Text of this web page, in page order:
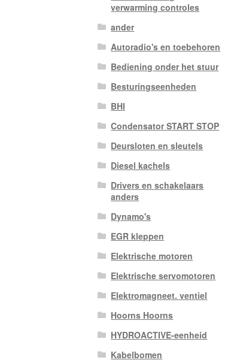
verwarming controles
ander
Autoradio's en toebehoren
Bediening onder het stuur
Besturingseenheden
BHI
Condensator START STOP
Deursloten en sleutels
Diesel kachels
Drivers en schakelaars
anders
Dynamo's
EGR kleppen
Elektrische motoren
Elektrische servomotoren
Elektromagneet. ventiel
Hoorns Hoorns
HYDROACTIVE-eenheid
Kabelbomen